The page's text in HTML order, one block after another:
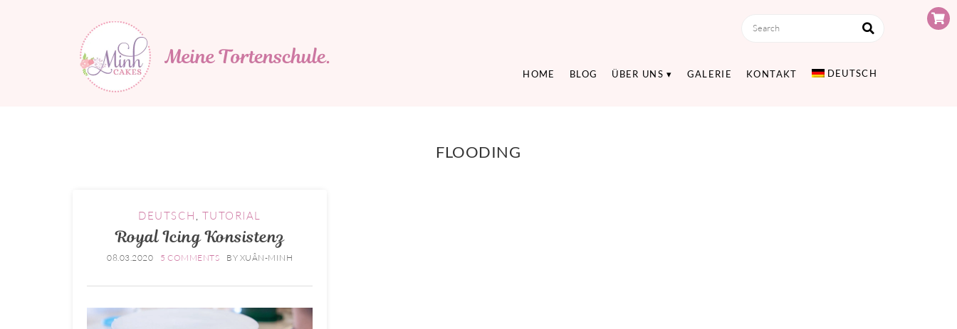
Minh Cakes
MEINE TORTENSCHULE
HOME BLOG ÜBER UNS GALERIE KONTAKT DEUTSCH
FLOODING
DEUTSCH TUTORIAL
Royal Icing Konsistenz
08.03.2020 5 COMMENTS BY XUÂN-MINH